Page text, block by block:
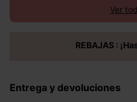
Ver
REBAJAS :
Entrega y devoluciones